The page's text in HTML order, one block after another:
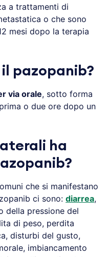
a trattamenti di
o che sono
mesi dopo la terapia
pazopanib?
via orale, sotto forma
o due ore dopo un
ha
che si manifestano
ci sono: diarrea,
della pressione del
di peso, perdita
disturbi del gusto,
imbiancamento